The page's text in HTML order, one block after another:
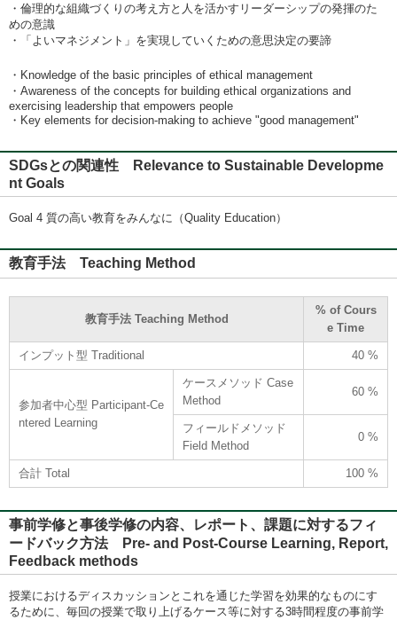
・倫理的な組織づくりの考え方と人を活かすリーダーシップの発揮のた
めの意識
・「よいマネジメント」を実現していくための意思決定の要諦
・Knowledge of the basic principles of ethical management
・Awareness of the concepts for building ethical organizations and
exercising leadership that empowers people
・Key elements for decision-making to achieve "good management"
SDGsとの関連性 Relevance to Sustainable Developme
nt Goals
Goal 4 質の高い教育をみんなに（Quality Education）
教育手法 Teaching Method
教育手法 Teaching Method
% of Cours
e Time
インプット型 Traditional 40 %
参加者中心型 Participant-Ce
ntered Learning
ケースメソッド Case
Method
60 %
フィールドメソッド
Field Method
0 %
合計 Total 100 %
事前学修と事後学修の内容、レポート、課題に対するフィ
ードバック方法 Pre- and Post-Course Learning, Report,
Feedback methods
授業におけるディスカッションとこれを通じた学習を効果的なものにす
るために、毎回の授業で取り上げるケース等に対する3時間程度の事前学